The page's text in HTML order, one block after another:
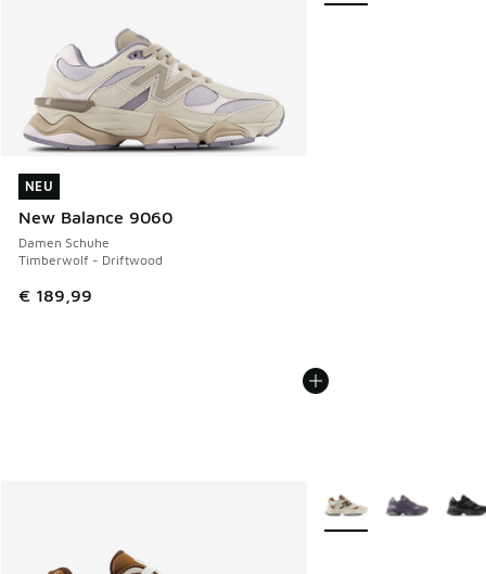
NEU
New Balance 9060
Damen Schuhe
Timberwolf - Driftwood
€ 189,99
NEU
Weitere Farben